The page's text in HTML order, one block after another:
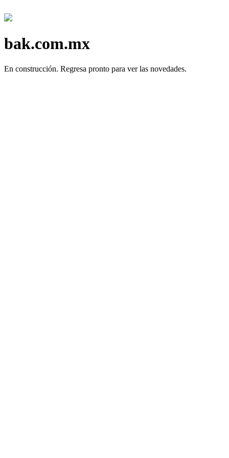
bak.com.mx
En construcción. Regresa pronto para ver las novedades.